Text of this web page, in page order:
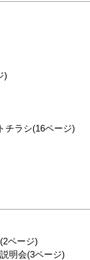
)
チラシ(16ページ)
ページ)
明会(3ページ)